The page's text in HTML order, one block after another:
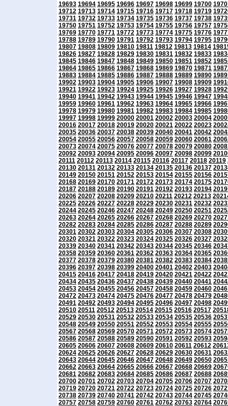
19693 19694 19695 19696 19697 19698 19699 19700
19712 19713 19714 19715 19716 19717 19718 19719
19731 19732 19733 19734 19735 19736 19737 19738
19750 19751 19752 19753 19754 19755 19756 19757
19769 19770 19771 19772 19773 19774 19775 19776
19788 19789 19790 19791 19792 19793 19794 19795
19807 19808 19809 19810 19811 19812 19813 19814
19826 19827 19828 19829 19830 19831 19832 19833
19845 19846 19847 19848 19849 19850 19851 19852
19864 19865 19866 19867 19868 19869 19870 19871
19883 19884 19885 19886 19887 19888 19889 19890
19902 19903 19904 19905 19906 19907 19908 19909
19921 19922 19923 19924 19925 19926 19927 19928
19940 19941 19942 19943 19944 19945 19946 19947
19959 19960 19961 19962 19963 19964 19965 19966
19978 19979 19980 19981 19982 19983 19984 19985
19997 19998 19999 20000 20001 20002 20003 20004
20016 20017 20018 20019 20020 20021 20022 20023
20035 20036 20037 20038 20039 20040 20041 20042
20054 20055 20056 20057 20058 20059 20060 20061
20073 20074 20075 20076 20077 20078 20079 20080
20092 20093 20094 20095 20096 20097 20098 20099
20111 20112 20113 20114 20115 20116 20117 20118 20119
20130 20131 20132 20133 20134 20135 20136 20137
20149 20150 20151 20152 20153 20154 20155 20156
20168 20169 20170 20171 20172 20173 20174 20175
20187 20188 20189 20190 20191 20192 20193 20194
20206 20207 20208 20209 20210 20211 20212 20213
20225 20226 20227 20228 20229 20230 20231 20232
20244 20245 20246 20247 20248 20249 20250 20251
20263 20264 20265 20266 20267 20268 20269 20270
20282 20283 20284 20285 20286 20287 20288 20289
20301 20302 20303 20304 20305 20306 20307 20308
20320 20321 20322 20323 20324 20325 20326 20327
20339 20340 20341 20342 20343 20344 20345 20346
20358 20359 20360 20361 20362 20363 20364 20365
20377 20378 20379 20380 20381 20382 20383 20384
20396 20397 20398 20399 20400 20401 20402 20403
20415 20416 20417 20418 20419 20420 20421 20422
20434 20435 20436 20437 20438 20439 20440 20441
20453 20454 20455 20456 20457 20458 20459 20460
20472 20473 20474 20475 20476 20477 20478 20479
20491 20492 20493 20494 20495 20496 20497 20498
20510 20511 20512 20513 20514 20515 20516 20517
20529 20530 20531 20532 20533 20534 20535 20536
20548 20549 20550 20551 20552 20553 20554 20555
20567 20568 20569 20570 20571 20572 20573 20574
20586 20587 20588 20589 20590 20591 20592 20593
20605 20606 20607 20608 20609 20610 20611 20612
20624 20625 20626 20627 20628 20629 20630 20631
20643 20644 20645 20646 20647 20648 20649 20650
20662 20663 20664 20665 20666 20667 20668 20669
20681 20682 20683 20684 20685 20686 20687 20688
20700 20701 20702 20703 20704 20705 20706 20707
20719 20720 20721 20722 20723 20724 20725 20726
20738 20739 20740 20741 20742 20743 20744 20745
20757 20758 20759 20760 20761 20762 20763 20764